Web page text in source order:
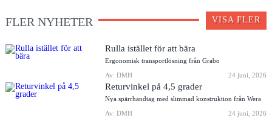
FLER NYHETER VISA FLER
Rulla istället för att bära
Ergonomisk transportlösning från Grabo
Av: DMH
24 juni, 2026
Returvinkel på 4,5 grader
Nya spärrhandtag med slimmad konstruktion från Wera
Av: DMH
24 juni, 2026